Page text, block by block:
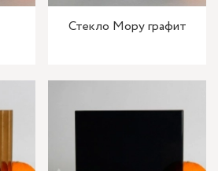
Стекло Мору графит